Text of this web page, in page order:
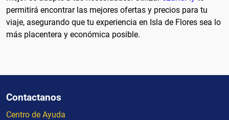
permitirá encontrar las mejores ofertas y precios para tu
viaje, asegurando que tu experiencia en Isla de Flores sea lo
más placentera y económica posible.
Contactanos
Centro de Ayuda